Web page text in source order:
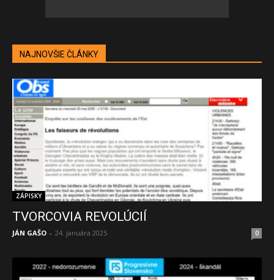
NAJNOVŠIE ČLÁNKY
ZÁPISKY
TVORCOVIA REVOLÚCIÍ
JÁN GAŠO - 24. januára 2025 0